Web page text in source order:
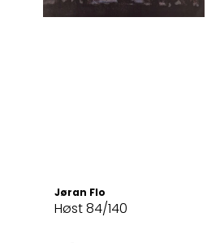
Jøran Flo
Høst 84/140